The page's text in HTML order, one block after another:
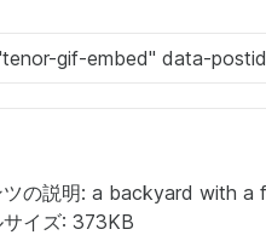
ツの説明: a backyard with a
イズ: 373KB